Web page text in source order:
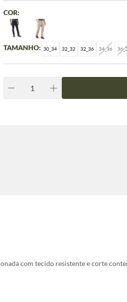
TAMANHO: 30_34 32_32 32_36 34_36
COR:
com tecido resistente e corte